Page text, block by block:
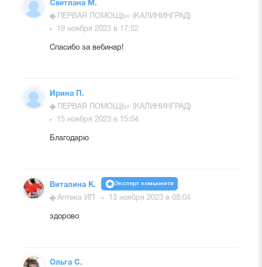
Светлана М.
ПЕРВАЯ ПОМОЩЬ+ (КАЛИНИНГРАД)
19 ноября 2023 в 17:52
Спасибо за вебинар!
Ирина П.
ПЕРВАЯ ПОМОЩЬ+ (КАЛИНИНГРАД)
15 ноября 2023 в 15:04
Благодарю
Виталина К. Эксперт комьюнити
Аптека ИП 13 ноября 2023 в 08:04
здорово
Ольга С.